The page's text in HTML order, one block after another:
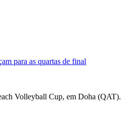
para as quartas de final
Volleyball Cup, em Doha (QAT).